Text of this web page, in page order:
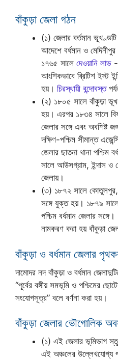
বাঁকুড়া জেলা গঠন
(১) জেলার বর্তমান
আদেশে বর্ধমান ও
১৭৬৫ সালে দেওয়ানি লাভ
আংশিকভাবে ব্রিটিশ ইস্ট
হয়। চিরস্থায়ী বন্দোবস্ত
(২) ১৮০৫ সালে বাঁকুড়া
হয়। এরপর ১৮৩৪ সালে
জেলার সঙ্গে এবং অবশিষ্ট
দক্ষিণ-পশ্চিম সীমান্ত
জেলার ছাতনা থানা
সালে আউসগ্রাম, ইন্দাস ও
জেলায়।
(৩) ১৮৭২ সালে কোতুলপুর,
সঙ্গে যুক্ত হয়। ১৮৭৯
পশ্চিম বর্ধমান জেলার
নামকরণ করা হয় বাঁকুড়া
বাঁকুড়া ও বর্ধমান জেলার
দামোদর নদ বাঁকুড়া ও বর্ধমান
“পূর্বের বঙ্গীয় সমভূমি ও পশ্চিমের
সংযোগসূত্র” বলে বর্ণনা করা হয়।
বাঁকুড়া জেলার ভৌগোলিক
(১) এই জেলার ভূমিভাগ
এই অঞ্চলের উল্লেখযোগ্য